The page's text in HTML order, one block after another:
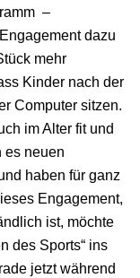
–
dazu
mehr
Kinder nach der
Computer sitzen.
im Alter fit und
es neuen
haben für ganz
Engagement,
ist, möchte
des Sports“ ins
jetzt während